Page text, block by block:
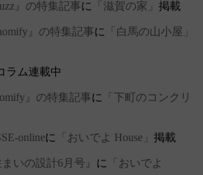
』の特集記事に 「滋賀の家」 掲載
』の特集記事に
「白馬の山小屋」
ラム連載中
』の特集記事に
「下町のコンクリ
onlineに 「おいでよ House」 掲載
まいの設計6月号』 に
「おいでよ